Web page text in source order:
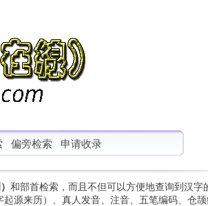
偏旁检索 申请收录
和部首检索，而且不但可以方便地查询到汉字
源来历）、真人发音、注音、五笔编码、仓颉